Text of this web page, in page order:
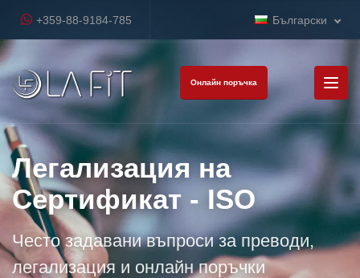
+359-88-9184-785 Български
Онлайн поръчка
Легализация на
Сертификат - ISO
Често задавани въпроси за преводи,
легализация и онлайн поръчки